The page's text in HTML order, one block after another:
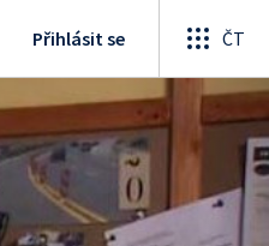
Přihlásit se ČT